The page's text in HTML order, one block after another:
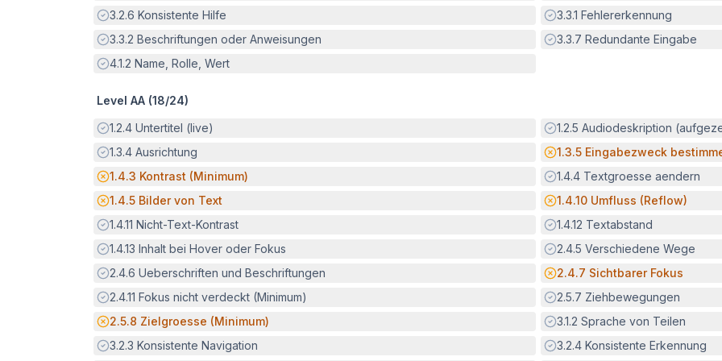
Erfüllt:
3.2.6 Konsistente Hilfe Erfüllt:
3.3.1 Fehlererkennung
Erfüllt:
3.3.2 Beschriftungen oder Anweisungen Erfüllt:
3.3.7 Redundante Eingabe
Erfüllt:
4.1.2 Name, Rolle, Wert
Level AA (18/24)
Erfüllt:
1.2.4 Untertitel (live) Erfüllt:
1.2.5 Audiodeskription
Erfüllt:
1.3.4 Ausrichtung Potenzielle Barriere:
1.3.5 Eingabezweck
Potenzielle Barriere:
1.4.3 Kontrast (Minimum) Erfüllt:
1.4.4 Textgroesse aendern
Potenzielle Barriere:
1.4.5 Bilder von Text Potenzielle Barriere:
1.4.10 Umfluss (Reflow)
Erfüllt:
1.4.11 Nicht-Text-Kontrast Erfüllt:
1.4.12 Textabstand
Erfüllt:
1.4.13 Inhalt bei Hover oder Fokus Erfüllt:
2.4.5 Verschiedene Wege
Erfüllt:
2.4.6 Ueberschriften und Beschriftungen Potenzielle Barriere:
2.4.7 Sichtbarer Fokus
Erfüllt:
2.4.11 Fokus nicht verdeckt (Minimum) Erfüllt:
2.5.7 Ziehbewegungen
Potenzielle Barriere:
2.5.8 Zielgroesse (Minimum) Erfüllt:
3.1.2 Sprache von Teilen
Erfüllt:
3.2.3 Konsistente Navigation Erfüllt:
3.2.4 Konsistente Erkennung